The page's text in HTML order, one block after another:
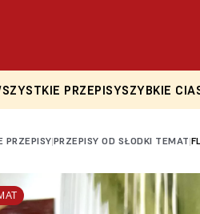
PRZEPISYSZYBKIE
PRZEPISY|PRZEPISY OD SŁODKI TEMAT|